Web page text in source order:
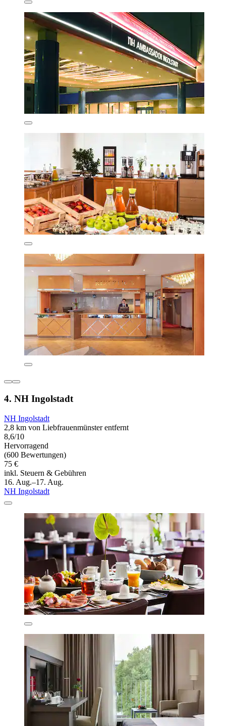
4. NH Ingolstadt
NH Ingolstadt
2,8 km von Liebfrauenmünster entfernt
8,6/10
Hervorragend
(600 Bewertungen)
75 €
inkl. Steuern & Gebühren
16. Aug.–17. Aug.
NH Ingolstadt